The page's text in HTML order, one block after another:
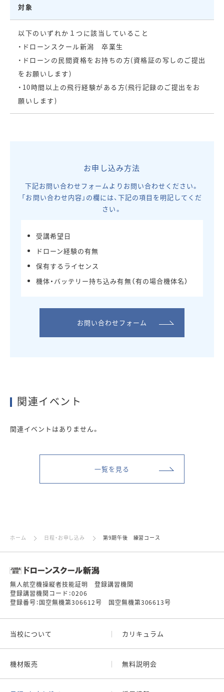
対象
以下のいずれか１つに該当していること
・ドローンスクール新潟 卒業生
・ドローンの民間資格をお持ちの方(資格証の写しのご提出
をお願いします)
・10時間以上の飛行経験がある方(飛行記録のご提出をお
願いします)
お申し込み方法
下記お問い合わせフォームよりお問い合わせください。
「お問い合わせ内容」の欄には、下記の項目を明記してくだ
さい。
受講希望日
ドローン経験の有無
保有するライセンス
機体・バッテリー持ち込み有無（有の場合機体名）
お問い合わせフォーム
関連イベント
関連イベントはありません。
一覧を見る
ホーム 日程・お申し込み 第9期午後 練習コース
無人航空機操縦者技能証明 登録講習機関
登録講習機関コード：0206
登録番号：国空無機第306612号 国空無機第306613号
当校について カリキュラム
機材販売 無料説明会